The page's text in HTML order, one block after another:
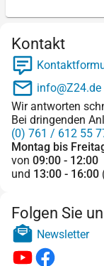
Kontakt
info@Z24.de
Wir antworten
Bei dringenden
(0) 761 / 612 55
Montag bis
von 09:00 - 12:00
und 13:00 - 16:00
Folgen Sie
Newsletter